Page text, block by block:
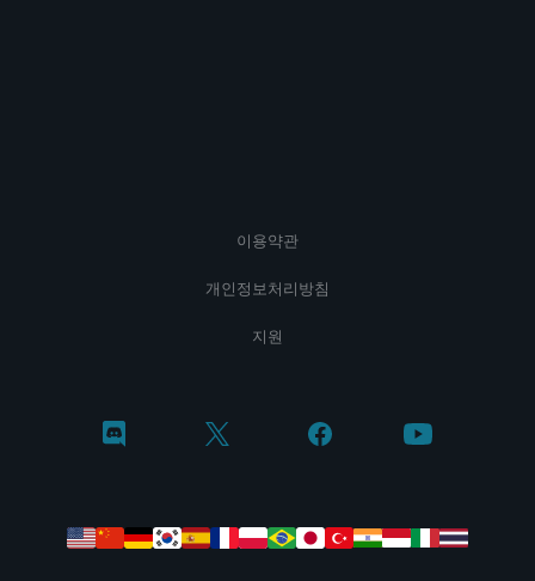
이용약관
개인정보처리방침
지원